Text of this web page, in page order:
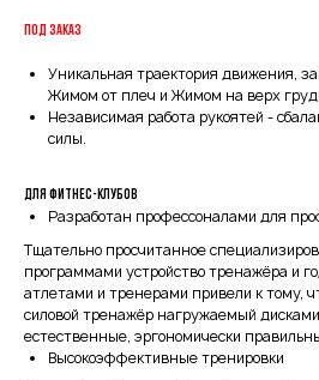
ПОД ЗАКАЗ
Уникальная траектория движения,
Жимом от плеч и Жимом на верх
Независимая работа рукоятей -
силы.
Для фитнес-клубов
Разработан профессоналами для
Тщательно просчитанное
программами устройство тренажёра и
атлетами и тренерами привели к тому,
силовой тренажёр нагружаемый
естественные, эргономически
Высокоэффективные тренировки